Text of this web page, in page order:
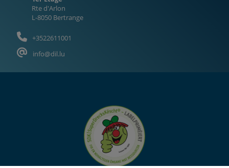
Rte d'Arlon
L-8050 Bertrange
+3522611001
info@dil.lu